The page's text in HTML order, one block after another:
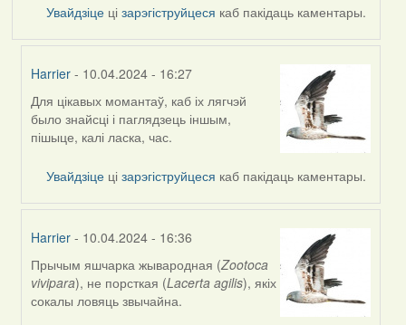
Увайдзіце цізарэгіструйцеся каб пакідаць каментары.
Harrier - 10.04.2024 - 16:27
In
reply
to
SaMANdaS
Для цікавых момантаў, каб іх лягчэй
было знайсці і паглядзець іншым,
пішыце, калі ласка, час.
Увайдзіце цізарэгіструйцеся каб пакідаць каментары.
Harrier - 10.04.2024 - 16:36
In
reply
to
Прычым яшчарка жывародная (Zootoca
vivipara), не порсткая (Lacerta agilis), якіх
сокалы ловяць звычайна.